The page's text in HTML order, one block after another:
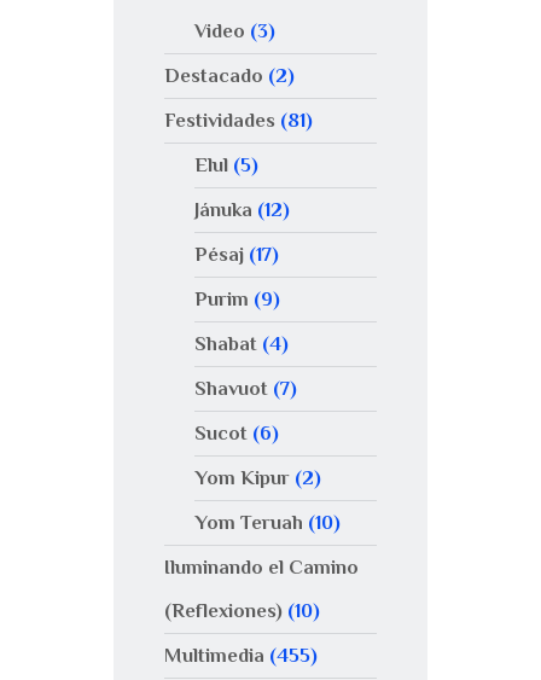
Video (3)
Destacado (2)
Festividades (81)
Elul(5)
Jánuka (12)
Pésaj(17)
Purim (9)
Shabat(4)
Shavuot(7)
Sucot(6)
Yom Kipur(2)
Yom Teruah (10)
Iluminando el Camino
(Reflexiones) (10)
Multimedia (455)